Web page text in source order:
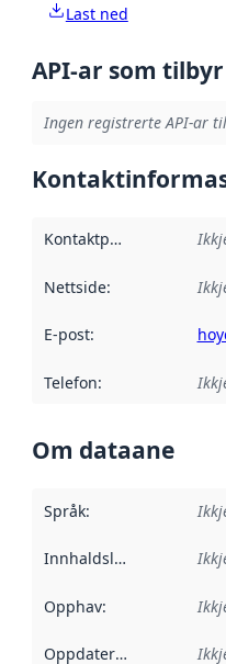
Last ned
API-ar som
Ingen registrerte API-ar
Kontaktpunkt
Nettside:
E-post:
Telefon:
Om dataane
Språk:
Innhaldsleverandørar :
Opphav:
Oppdateringsfrekvens :